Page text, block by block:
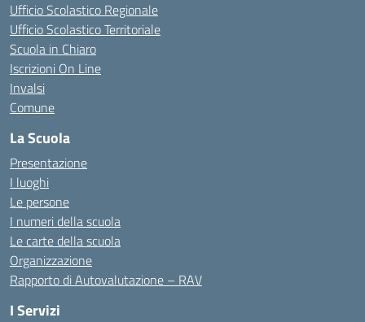
Ufficio Scolastico Regionale
Ufficio Scolastico Territoriale
Scuola in Chiaro
Iscrizioni On Line
Invalsi
Comune
La Scuola
Presentazione
I luoghi
Le persone
I numeri della scuola
Le carte della scuola
Organizzazione
Rapporto di Autovalutazione – RAV
I Servizi